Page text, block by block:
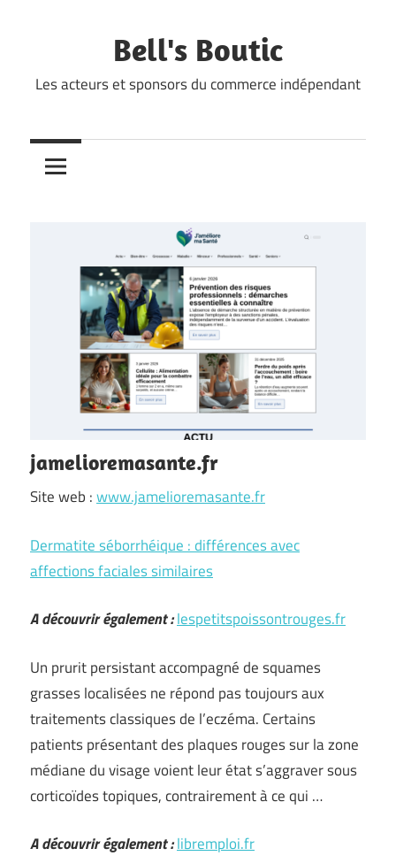
Bell's Boutic
Les acteurs et sponsors du commerce indépendant
jamelioremasante.fr
Site web :www.jamelioremasante.fr
Dermatite séborrhéique : différences avec
affections faciales similaires
A découvrir également :lespetitspoissontrouges.fr
Un prurit persistant accompagné de squames
grasses localisées ne répond pas toujours aux
traitements classiques de l’eczéma. Certains
patients présentant des plaques rouges sur la zone
médiane du visage voient leur état s’aggraver sous
corticoïdes topiques, contrairement à ce qui …
A découvrir également :libremploi.fr